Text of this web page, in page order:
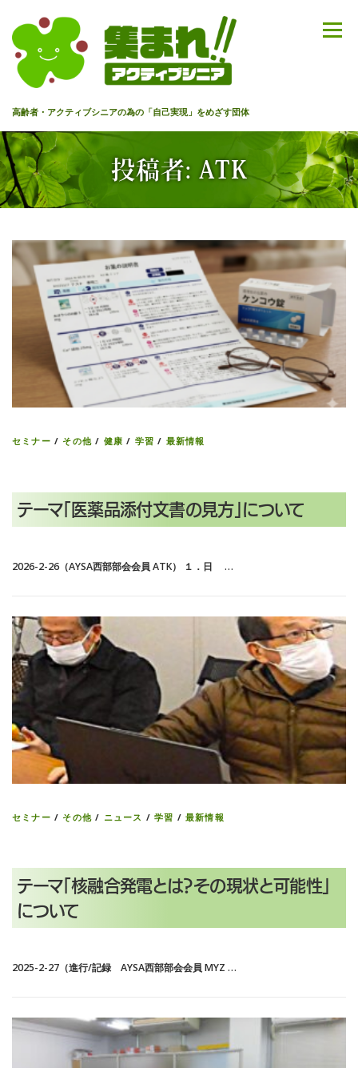
キ
ッ
プ
高齢者・アクティブシニアの為の「自己実現」をめざす団体
メニュー
HOME 代表あいさつ 私達について 今までのセミナー
入会のご案内 プライバシーポリシー
投稿者: ATK
セミナー / その他 / 健康 / 学習 / 最新情報
テーマ「医薬品添付文書の見方」について
2026-2-26（AYSA西部部会会員 ATK） １．日 …
セミナー / その他 / ニュース /学習 /最新情報
テーマ「核融合発電とは？その現状と可能性」
について
2025-2-27（進行/記録 AYSA西部部会会員 MYZ …